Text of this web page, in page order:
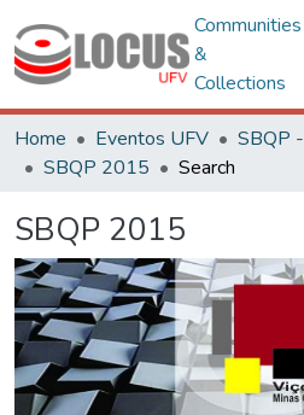
Communities
&
Collections
Home Eventos UFV
SBQP 2015
Search
SBQP 2015